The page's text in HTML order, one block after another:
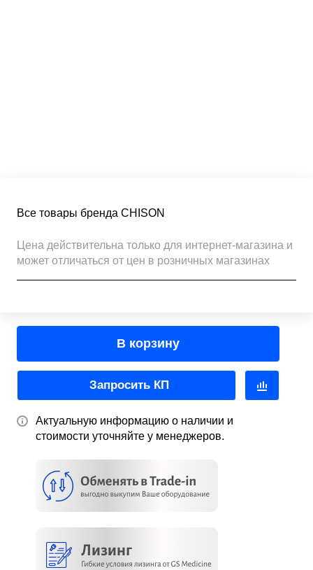
Все товары бренда CHISON
Цена действительна только для интернет-магазина и
может отличаться от цен в розничных магазинах
В корзину
Запросить КП
Актуальную информацию о наличии и
стоимости уточняйте у менеджеров.